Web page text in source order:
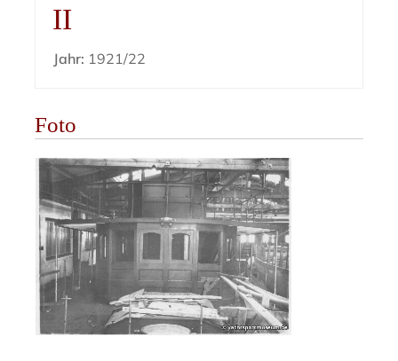
II
Jahr: 1921/22
Foto